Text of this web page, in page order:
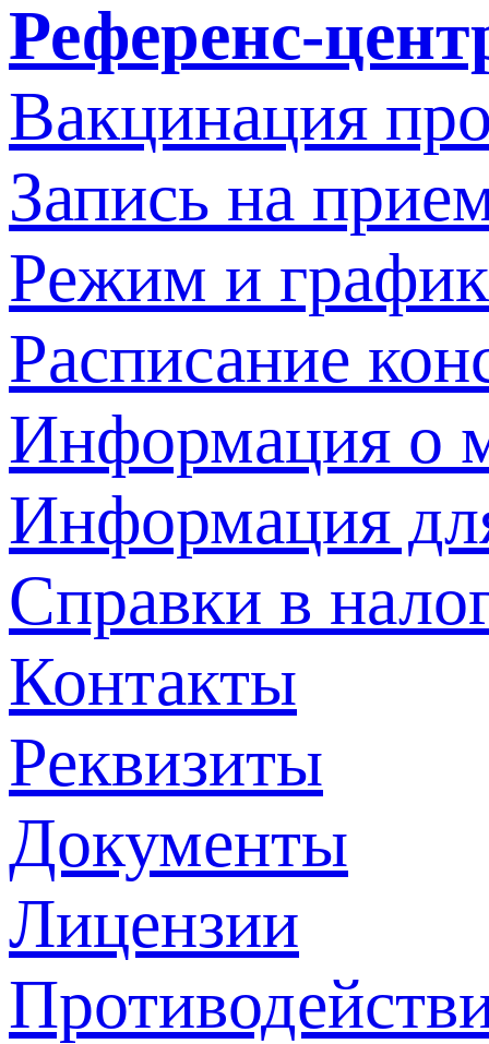
Референс-
Вакцинация
Запись на
Режим и
Расписание
Информация о
Информация
Справки в
Контакты
Реквизиты
Документы
Лицензии